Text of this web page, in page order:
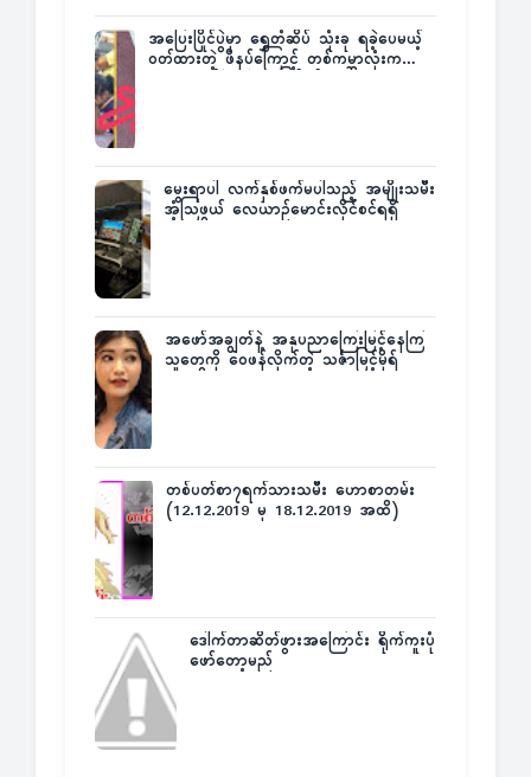
အပြေးပြိုင်ပွဲမှာ ရွှေတံဆိပ် သုံးခု ရခဲ့ပေမယ့်
ဝတ်ထားတဲ့ ဖိနပ်ကြောင့် တစ်ကမ္ဘာလုံးက
မွေးရာပါ လက်နှစ်ဖက်မပါသည့် အမျိုးသမီး
အံ့သြဖွယ် လေယာဉ်မောင်းလိုင်စင်ရရှိ
အဖော်အချွတ်နဲ့ အနုပညာကြေးမြင့်နေကြ
သူတွေကို ဝေဖန်လိုက်တဲ့ သင်္ဇာမြင့်မိုရ်
တစ်ပတ်စာ၇ရက်သားသမီး ဟောစာတမ်း
(12.12.2019 မှ 18.12.2019 အထိ)
ဒေါက်တာဆိတ်ဖွားအကြောင်း ရိုက်ကူးပုံ
ဖော်တော့မည်